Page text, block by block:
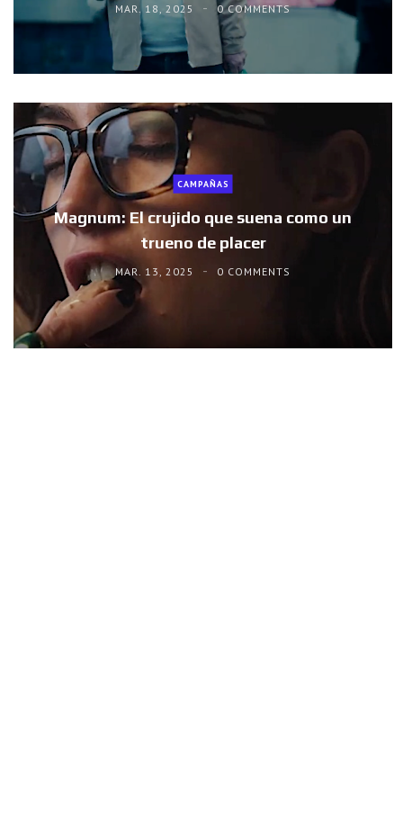
MAR. 18, 2025 0 COMMENTS
CAMPAÑAS
Magnum: El crujido que suena como un
trueno de placer
MAR. 13, 2025 0 COMMENTS